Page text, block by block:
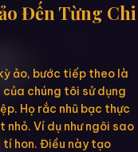
Đến Từng Chi
ảo, bước tiếp theo là
của chúng tôi sử dụng
Họ rắc nhũ bạc thực
nhỏ. Ví dụ như ngôi sao
tí hon. Điều này tạo